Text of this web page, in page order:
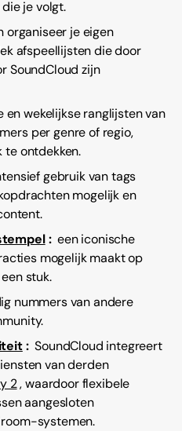
je volgt.
organiseer je eigen
afspeellijsten die door
SoundCloud zijn
en wekelijkse ranglijsten van
per genre of regio,
te ontdekken.
gebruik van tags
mogelijk en
: een iconische
mogelijk maakt op
stuk.
nummers van andere
: SoundCloud integreert
van derden
2, waardoor flexibele
aangesloten
systemen.